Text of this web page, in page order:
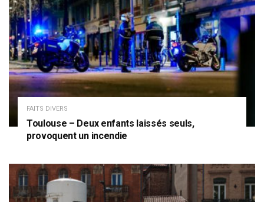
FAITS DIVERS
Toulouse – Deux enfants laissés seuls,
provoquent un incendie